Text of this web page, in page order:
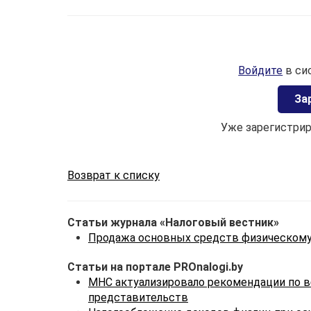
Войдите в
Уже
Возврат к списку
Статьи журнала «Налоговый вестник»
Продажа основных средств
Статьи на портале PROnalogi.by
МНС актуализировало рекомендации по
представительств